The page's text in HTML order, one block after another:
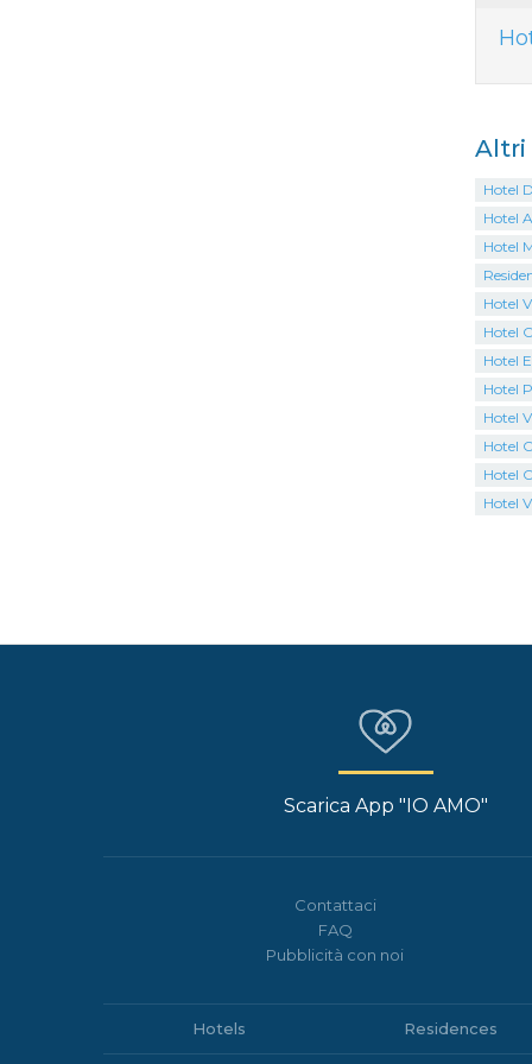
Altri
Hotel
Hotel
Hotel
Hotel
Hotel
Hotel
Hotel
Hotel
Hotel
Hotel
Hotel
Scarica App "IO AMO"
Contattaci
FAQ
Pubblicità con noi
Hotels Residences